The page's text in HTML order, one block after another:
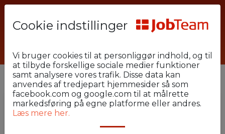
Cookie indstillinger
Vi bruger cookies til at personliggør indhold, og til
at tilbyde forskellige sociale medier funktioner
samt analysere vores trafik. Disse data kan
anvendes af tredjepart hjemmesider så som
facebook.com og google.com til at målrette
markedsføring på egne platforme eller andres.
Læs mere her.